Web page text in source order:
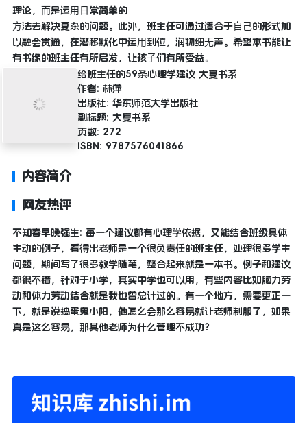
理论，⽽是运⽤⽇常简单的
⽅法去解决复杂的问题。此外，班主任可通过适合于⾃⼰的形式加
以融会贯通，在潜移默化中运⽤到位，润物细⽆声。希望本书能让
有书缘的班主任有所启发，让孩⼦们有所受益。
给班主任的59条心理学建议 大夏书系
作者: 林萍
出版社: 华东师范大学出版社
副标题: 大夏书系
页数: 272
ISBN: 9787576041866
内容简介
网友热评
不知春早晚强生: 每一个建议都有心理学依据，又能结合班级具体
生动的例子，看得出老师是一个很负责任的班主任，处理很多学生
问题，期间写了很多教学随笔，整合起来就是一本书。例子和建议
都很不错，针对于小学，其实中学也可以用，有些内容比如脑力劳
动和体力劳动结合就是我也曾总计过的。有一个地方，需要更正一
下，就是说捣蛋鬼小阳，他怎么会那么容易就让老师制服了，如果
真是这么容易，那其他老师为什么管理不成功？